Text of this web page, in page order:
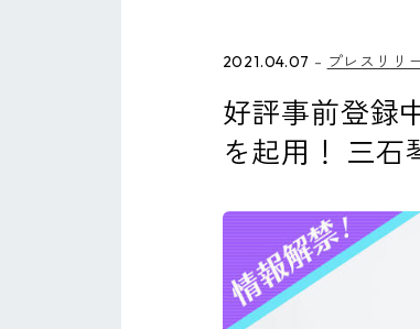
2021.04.07 プレスリリ
好評事前登録
を起用！ 三石